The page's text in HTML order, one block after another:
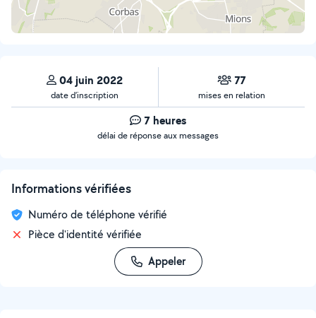
04 juin 2022
date d’inscription
77
mises en relation
7 heures
délai de réponse aux messages
Informations vérifiées
Numéro de téléphone vérifié
Pièce d'identité vérifiée
Appeler